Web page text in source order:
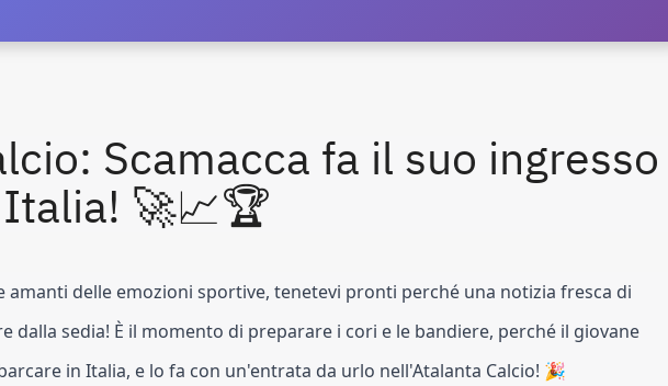
Scamacca fa il suo ingresso
🚀📈🏆
amanti delle emozioni sportive, tenetevi pronti perché una notizia fresca di
dalla sedia! È il momento di preparare i cori e le bandiere, perché il giovane
in Italia, e lo fa con un'entrata da urlo nell'Atalanta Calcio! 🎉